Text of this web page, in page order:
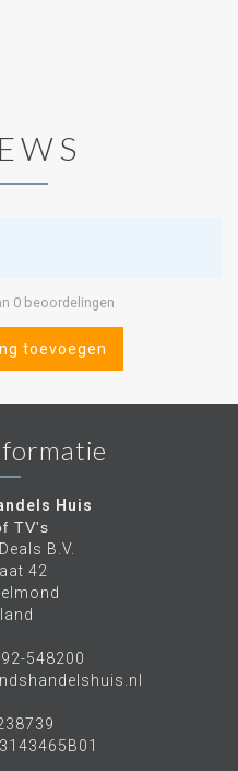
0 beoordelingen
toevoegen
Huis
TV's
Deals B.V.
42
548200